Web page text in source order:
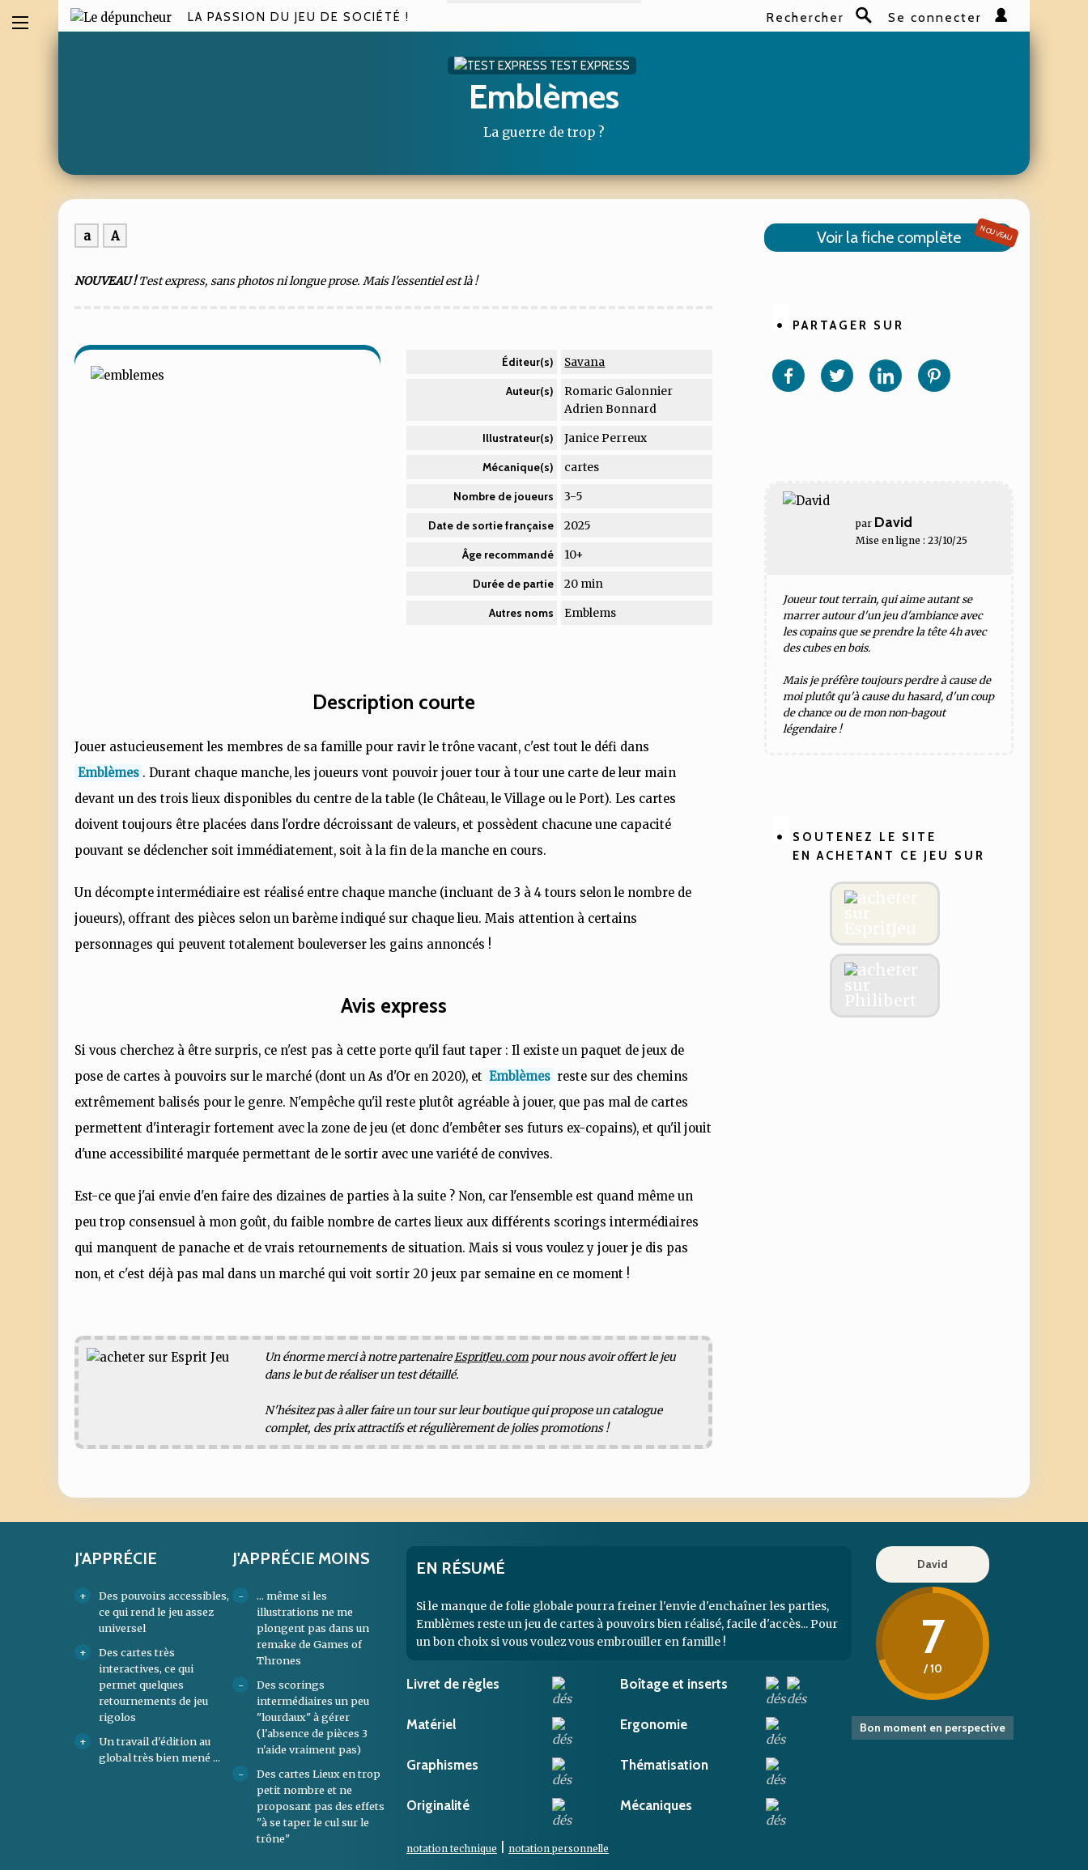
LA PASSION DU JEU DE SOCIÉTÉ ! Rechercher Se connecter
TEST EXPRESS
Emblèmes
La guerre de trop ?
a A
NOUVEAU !Test express, sans photos ni longue prose. Mais l'essentiel est là !
Éditeur(s) Savana
Auteur(s)
Romaric Galonnier
Adrien Bonnard
Illustrateur(s) Janice Perreux
Mécanique(s) cartes
Nombre de joueurs 3-5
Date de sortie française 2025
Âge recommandé 10+
Durée de partie 20 min
Autres noms Emblems
Description courte
Jouer astucieusement les membres de sa famille pour ravir le trône vacant, c'est tout le défi dans
Emblèmes . Durant chaque manche, les joueurs vont pouvoir jouer tour à tour une carte de leur main
devant un des trois lieux disponibles du centre de la table (le Château, le Village ou le Port). Les cartes
doivent toujours être placées dans l'ordre décroissant de valeurs, et possèdent chacune une capacité
pouvant se déclencher soit immédiatement, soit à la fin de la manche en cours.
Un décompte intermédiaire est réalisé entre chaque manche (incluant de 3 à 4 tours selon le nombre de
joueurs), offrant des pièces selon un barème indiqué sur chaque lieu. Mais attention à certains
personnages qui peuvent totalement bouleverser les gains annoncés !
Avis express
Si vous cherchez à être surpris, ce n'est pas à cette porte qu'il faut taper : Il existe un paquet de jeux de
pose de cartes à pouvoirs sur le marché (dont un As d'Or en 2020), et Emblèmes reste sur des chemins
extrêmement balisés pour le genre. N'empêche qu'il reste plutôt agréable à jouer, que pas mal de cartes
permettent d'interagir fortement avec la zone de jeu (et donc d'embêter ses futurs ex-copains), et qu'il jouit
d'une accessibilité marquée permettant de le sortir avec une variété de convives.
Est-ce que j'ai envie d'en faire des dizaines de parties à la suite ? Non, car l'ensemble est quand même un
peu trop consensuel à mon goût, du faible nombre de cartes lieux aux différents scorings intermédiaires
qui manquent de panache et de vrais retournements de situation. Mais si vous voulez y jouer je dis pas
non, et c'est déjà pas mal dans un marché qui voit sortir 20 jeux par semaine en ce moment !
Un énorme merci à notre partenaireEspritJeu.com pour nous avoir offert le jeu
dans le but de réaliser un test détaillé.
N'hésitez pas à aller faire un tour sur leur boutique qui propose un catalogue
complet, des prix attractifs et régulièrement de jolies promotions !
Voir la fiche complète NOUVEAU
PARTAGER SUR
sur sur sur
par David
Mise en ligne : 23/10/25
Joueur tout terrain, qui aime autant se
marrer autour d'un jeu d'ambiance avec
les copains que se prendre la tête 4h avec
des cubes en bois.
Mais je préfère toujours perdre à cause de
moi plutôt qu'à cause du hasard, d'un coup
de chance ou de mon non-bagout
légendaire !
SOUTENEZ LE SITE
EN ACHETANT CE JEU SUR
J'APPRÉCIE
Des pouvoirs accessibles,
ce qui rend le jeu assez
universel
Des cartes très
interactives, ce qui
permet quelques
retournements de jeu
rigolos
Un travail d'édition au
global très bien mené ...
J'APPRÉCIE MOINS
... même si les
illustrations ne me
plongent pas dans un
remake de Games of
Thrones
Des scorings
intermédiaires un peu
"lourdaux" à gérer
(l'absence de pièces 3
n'aide vraiment pas)
Des cartes Lieux en trop
petit nombre et ne
proposant pas des effets
"à se taper le cul sur le
trône"
EN RÉSUMÉ
Si le manque de folie globale pourra freiner l'envie d'enchaîner les parties,
Emblèmes reste un jeu de cartes à pouvoirs bien réalisé, facile d'accès... Pour
un bon choix si vous voulez vous embrouiller en famille !
Livret de règles Boîtage et inserts
Matériel Ergonomie
Graphismes Thématisation
Originalité Mécaniques
notation technique notation personnelle
David
7
/ 10
Bon moment en perspective